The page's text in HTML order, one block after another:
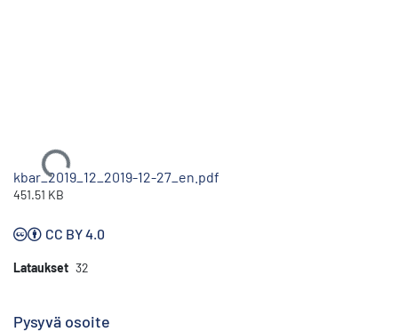
Ladataan...
kbar_2019_12_2019-12-27_en.pdf
451.51 KB
CC BY 4.0
Lataukset 32
Pysyvä osoite